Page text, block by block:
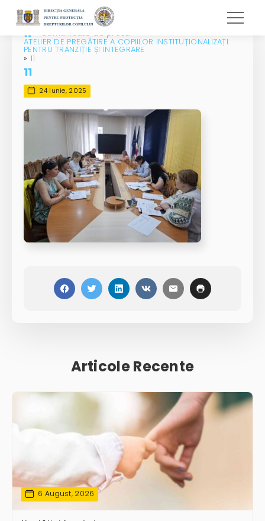
Comunicate de presă
ATELIER DE PREGĂTIRE A COPIILOR INSTITUȚIONALIZAȚI
PENTRU TRANZIȚIE ȘI INTEGRARE
» 11
11
24 Iunie, 2025
Articole Recente
6 August, 2026